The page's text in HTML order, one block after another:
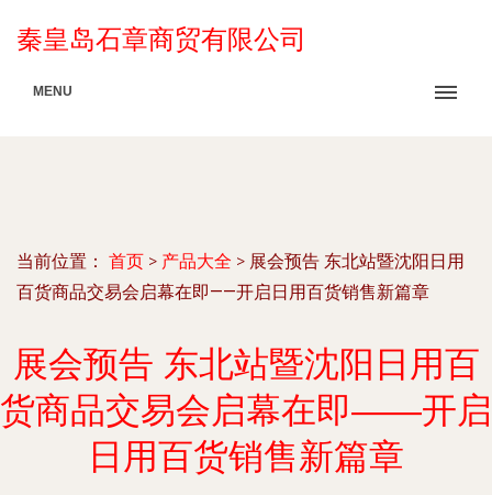
秦皇岛石章商贸有限公司
MENU
当前位置： 首页 > 产品大全 > 展会预告 东北站暨沈阳日用
百货商品交易会启幕在即——开启日用百货销售新篇章
展会预告 东北站暨沈阳日用百
货商品交易会启幕在即——开启
日用百货销售新篇章